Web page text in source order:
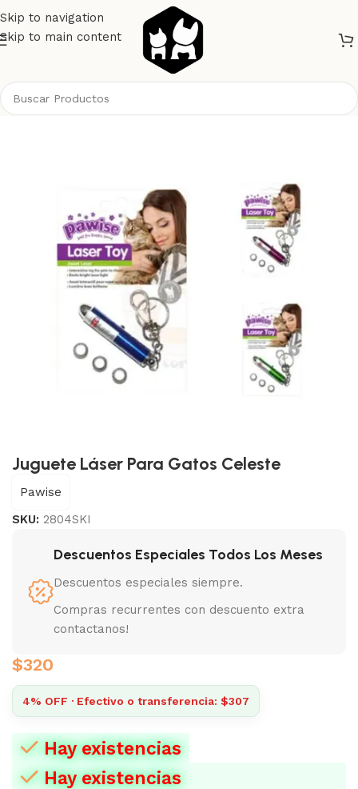
Skip to navigation
Skip to main content
Juguete Láser Para Gatos Celeste
Pawise
SKU: 2804SKI
Descuentos Especiales Todos Los Meses
Descuentos especiales siempre.
Compras recurrentes con descuento extra
contactanos!
$320
4% OFF · Efectivo o transferencia: $307
Hay existencias
Hay existencias